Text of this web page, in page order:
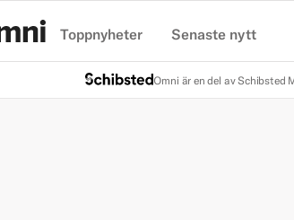
Toppnyheter Senaste nytt
Omni är en del av Schibsted